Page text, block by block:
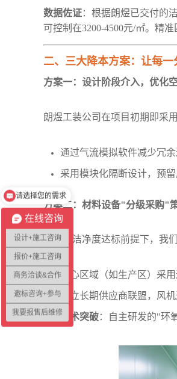
‌数据佐证‌：根据朗煜已交付的
可控制在3200-4500元/㎡。精
二、三大降本方案：让每
方案一：设计阶段介入，优化
朗煜工装公司‌在项目初期即采
通过气流模拟软件减少冗
采用模块化隔断设计，预
方案二：材料设备"分级采购"
在保证洁净度达标前提下，我们
核心区域（如生产区）采
建立长期供应商联盟，风机
‌技术突破‌：自主研发的"环
在线咨询
设计+施工咨询
报价+施工咨询
商务洽谈&合作
邀标咨询+参与
我要报售后维修
请选择您的需求
在线时10秒内回复